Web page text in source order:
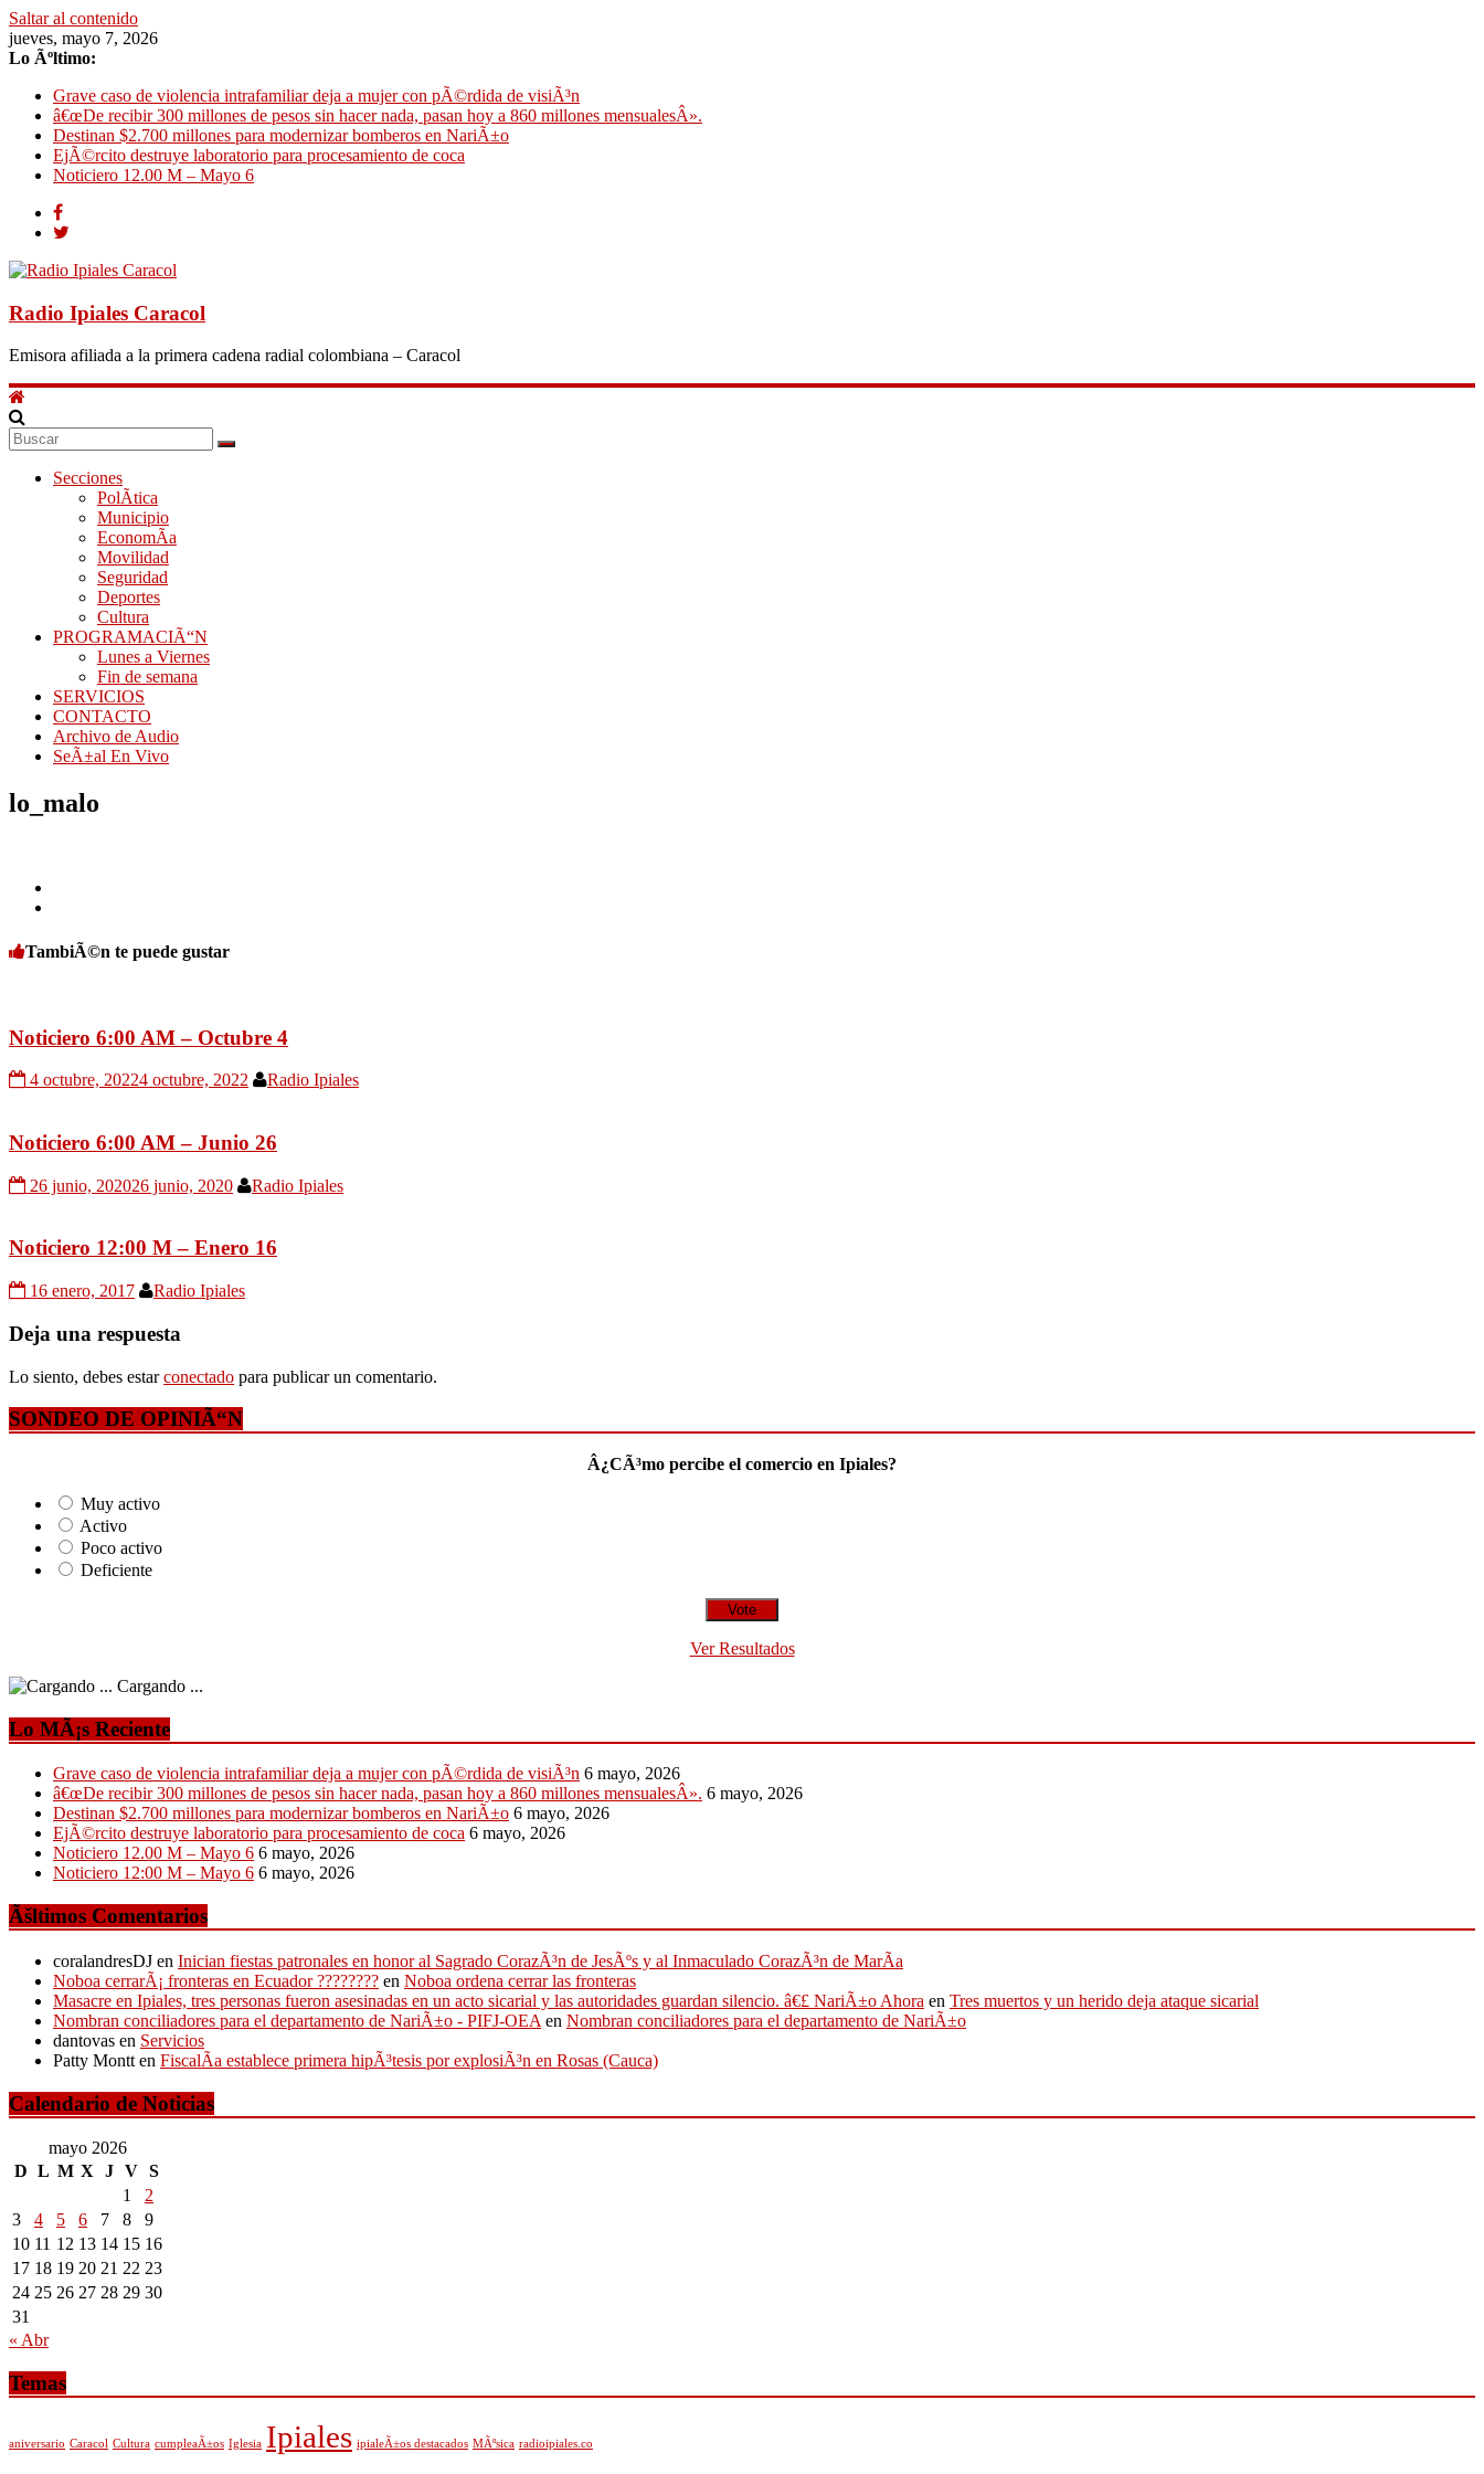
Saltar al contenido
jueves, mayo 7, 2026
Lo Ãºltimo:
Grave caso de violencia intrafamiliar deja a mujer con pÃ©rdida de visiÃ³n
â€œDe recibir 300 millones de pesos sin hacer nada, pasan hoy a 860 millones mensualesÂ».
Destinan $2.700 millones para modernizar bomberos en NariÃ±o
EjÃ©rcito destruye laboratorio para procesamiento de coca
Noticiero 12.00 M – Mayo 6
Radio Ipiales Caracol
Emisora afiliada a la primera cadena radial colombiana – Caracol
Secciones
PolÃ­tica
Municipio
EconomÃ­a
Movilidad
Seguridad
Deportes
Cultura
PROGRAMACIÃ“N
Lunes a Viernes
Fin de semana
SERVICIOS
CONTACTO
Archivo de Audio
SeÃ±al En Vivo
lo_malo
TambiÃ©n te puede gustar
Noticiero 6:00 AM – Octubre 4
4 octubre, 20224 octubre, 2022 Radio Ipiales
Noticiero 6:00 AM – Junio 26
26 junio, 202026 junio, 2020 Radio Ipiales
Noticiero 12:00 M – Enero 16
16 enero, 2017 Radio Ipiales
Deja una respuesta
Lo siento, debes estarconectado para publicar un comentario.
SONDEO DE OPINIÃ“N
Â¿CÃ³mo percibe el comercio en Ipiales?
Muy activo
Activo
Poco activo
Deficiente
Ver Resultados
Cargando ...
Lo MÃ¡s Reciente
Grave caso de violencia intrafamiliar deja a mujer con pÃ©rdida de visiÃ³n 6 mayo, 2026
â€œDe recibir 300 millones de pesos sin hacer nada, pasan hoy a 860 millones mensualesÂ». 6 mayo, 2026
Destinan $2.700 millones para modernizar bomberos en NariÃ±o 6 mayo, 2026
EjÃ©rcito destruye laboratorio para procesamiento de coca 6 mayo, 2026
Noticiero 12.00 M – Mayo 6 6 mayo, 2026
Noticiero 12:00 M – Mayo 6 6 mayo, 2026
Ãšltimos Comentarios
coralandresDJ en Inician fiestas patronales en honor al Sagrado CorazÃ³n de JesÃºs y al Inmaculado CorazÃ³n de MarÃ­a
Noboa cerrarÃ¡ fronteras en Ecuador ???????? en Noboa ordena cerrar las fronteras
Masacre en Ipiales, tres personas fueron asesinadas en un acto sicarial y las autoridades guardan silencio. â€£ NariÃ±o Ahora en Tres muertos y un herido deja ataque sicarial
Nombran conciliadores para el departamento de NariÃ±o - PIFJ-OEA en Nombran conciliadores para el departamento de NariÃ±o
dantovas en Servicios
Patty Montt en FiscalÃ­a establece primera hipÃ³tesis por explosiÃ³n en Rosas (Cauca)
Calendario de Noticias
mayo 2026
D L M X J V S
1
2
3
4 5 6 7 8
9
10 11 12 13 14 15 16
17 18 19 20 21 22 23
24 25 26 27 28 29 30
31
« Abr
Temas
aniversario Caracol Cultura cumpleaÃ±os Iglesia Ipiales ipialeÃ±os destacados MÃºsica radioipiales.co